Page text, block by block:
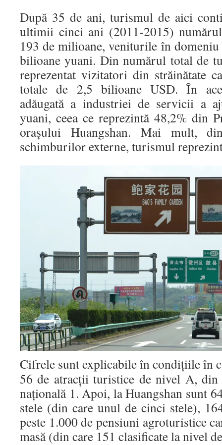
După 35 de ani, turismul de aici
ultimii cinci ani (2011-2015)
193 de milioane, veniturile în
bilioane yuani. Din numărul total de
reprezentat vizitatori din străinătate
totale de 2,5 bilioane USD. În
adăugată a industriei de servicii a
yuani, ceea ce reprezintă 48,2% din
oraşului Huangshan. Mai mult,
schimburilor externe, turismul
Cifrele sunt explicabile în condițiile în
56 de atracţii turistice de nivel A, din
naţională 1. Apoi, la Huangshan sunt
stele (din care unul de cinci stele),
peste 1.000 de pensiuni agroturistice
masă (din care 151 clasificate la nivel